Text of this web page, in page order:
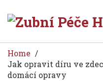
Home
Jak opravit díru ve
domácí opravy